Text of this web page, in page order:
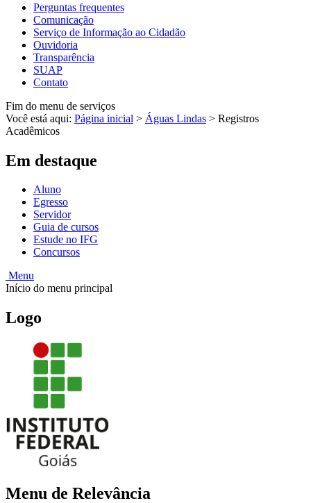
Perguntas frequentes
Comunicação
Serviço de Informação ao Cidadão
Ouvidoria
Transparência
SUAP
Contato
Fim do menu de serviços
Você está aqui: Página inicial > Águas Lindas > Registros
Acadêmicos
Em destaque
Aluno
Egresso
Servidor
Guia de cursos
Estude no IFG
Concursos
Menu
Início do menu principal
Logo
Menu de Relevância